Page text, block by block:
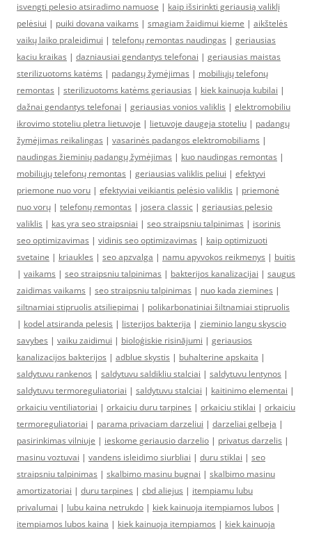
isvengti pelesio atsiradimo namuose | kaip išsirinkti geriausią valiklį
pelėsiui | puiki dovana vaikams | smagiam žaidimui kieme | aikštelės
vaikų laiko praleidimui | telefonų remontas naudingas | geriausias
kaciu kraikas | dazniausiai gendantys telefonai | geriausias maistas
sterilizuotoms katėms | padangų žymėjimas | mobiliųjų telefonų
remontas | sterilizuotoms katėms geriausias | kiek kainuoja kubilai |
dažnai gendantys telefonai | geriausias vonios valiklis | elektromobiliu
ikrovimo stoteliu pletra lietuvoje | lietuvoje daugeja stoteliu | padangų
žymėjimas reikalingas | vasarinės padangos elektromobiliams |
naudingas žieminių padangų žymėjimas | kuo naudingas remontas |
mobiliųjų telefonų remontas | geriausias valiklis peliui | efektyvi
priemone nuo voru | efektyviai veikiantis pelėsio valiklis | priemonė
nuo vorų | telefonų remontas | josera classic | geriausias pelesio
valiklis | kas yra seo straipsniai | seo straipsniu talpinimas | isorinis
seo optimizavimas | vidinis seo optimizavimas | kaip optimizuoti
svetaine | kriaukles | seo apzvalga | namu apyvokos reikmenys | buitis
| vaikams | seo straipsniu talpinimas | bakterijos kanalizacijai | saugus
zaidimas vaikams | seo straipsniu talpinimas | nuo kada ziemines |
siltnamiai stipruolis atsiliepimai | polikarbonatiniai šiltnamiai stipruolis
| kodel atsiranda pelesis | listerijos bakterija | zieminio langu skyscio
savybes | vaiku zaidimui | bioloģiskie risinājumi | geriausios
kanalizacijos bakterijos | adblue skystis | buhalterine apskaita |
saldytuvu rankenos | saldytuvu saldikliu stalciai | saldytuvu lentynos |
saldytuvu termoreguliatoriai | saldytuvu stalciai | kaitinimo elementai |
orkaiciu ventiliatoriai | orkaiciu duru tarpines | orkaiciu stiklai | orkaiciu
termoreguliatoriai | parama privaciam darzeliui | darzeliai gelbeja |
pasirinkimas vilniuje | ieskome geriausio darzelio | privatus darzelis |
masinu voztuvai | vandens isleidimo siurbliai | duru stiklai | seo
straipsniu talpinimas | skalbimo masinu bugnai | skalbimo masinu
amortizatoriai | duru tarpines | cbd aliejus | itempiamu lubu
privalumai | lubu kaina netrukdo | kiek kainuoja itempiamos lubos |
itempiamos lubos kaina | kiek kainuoja itempiamos | kiek kainuoja